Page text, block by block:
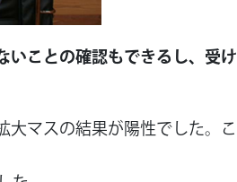
いことの確認もできるし、受
マスの結果が陽性でした。